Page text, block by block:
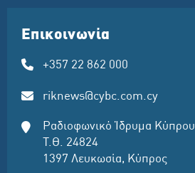
Επικοινωνία
+357 22 862 000
riknews@cybc.com.cy
Ραδιοφωνικό Ίδρυμα Κύπρου
Τ.Θ. 24824
1397 Λευκωσία, Κύπρος